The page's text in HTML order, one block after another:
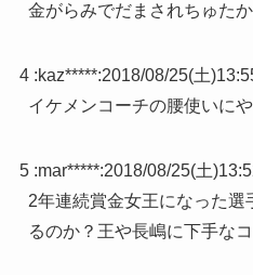
金がらみでだまされちゅた
4 :kaz*****:2018/08/25(土
イケメンコーチの腰使いに
5 :mar*****:2018/08/25(土
2年連続賞金女王になった
るのか？王や長嶋に下手な